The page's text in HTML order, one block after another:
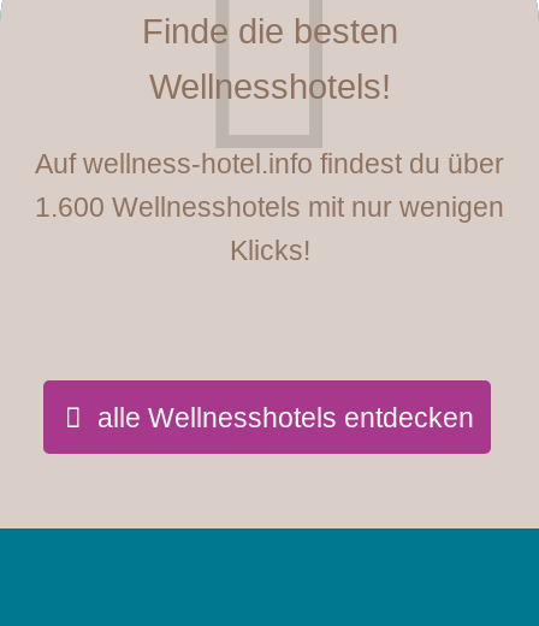
Finde die besten
Wellnesshotels!
Auf wellness-hotel.info findest du über
1.600 Wellnesshotels mit nur wenigen
Klicks!
alle Wellnesshotels entdecken